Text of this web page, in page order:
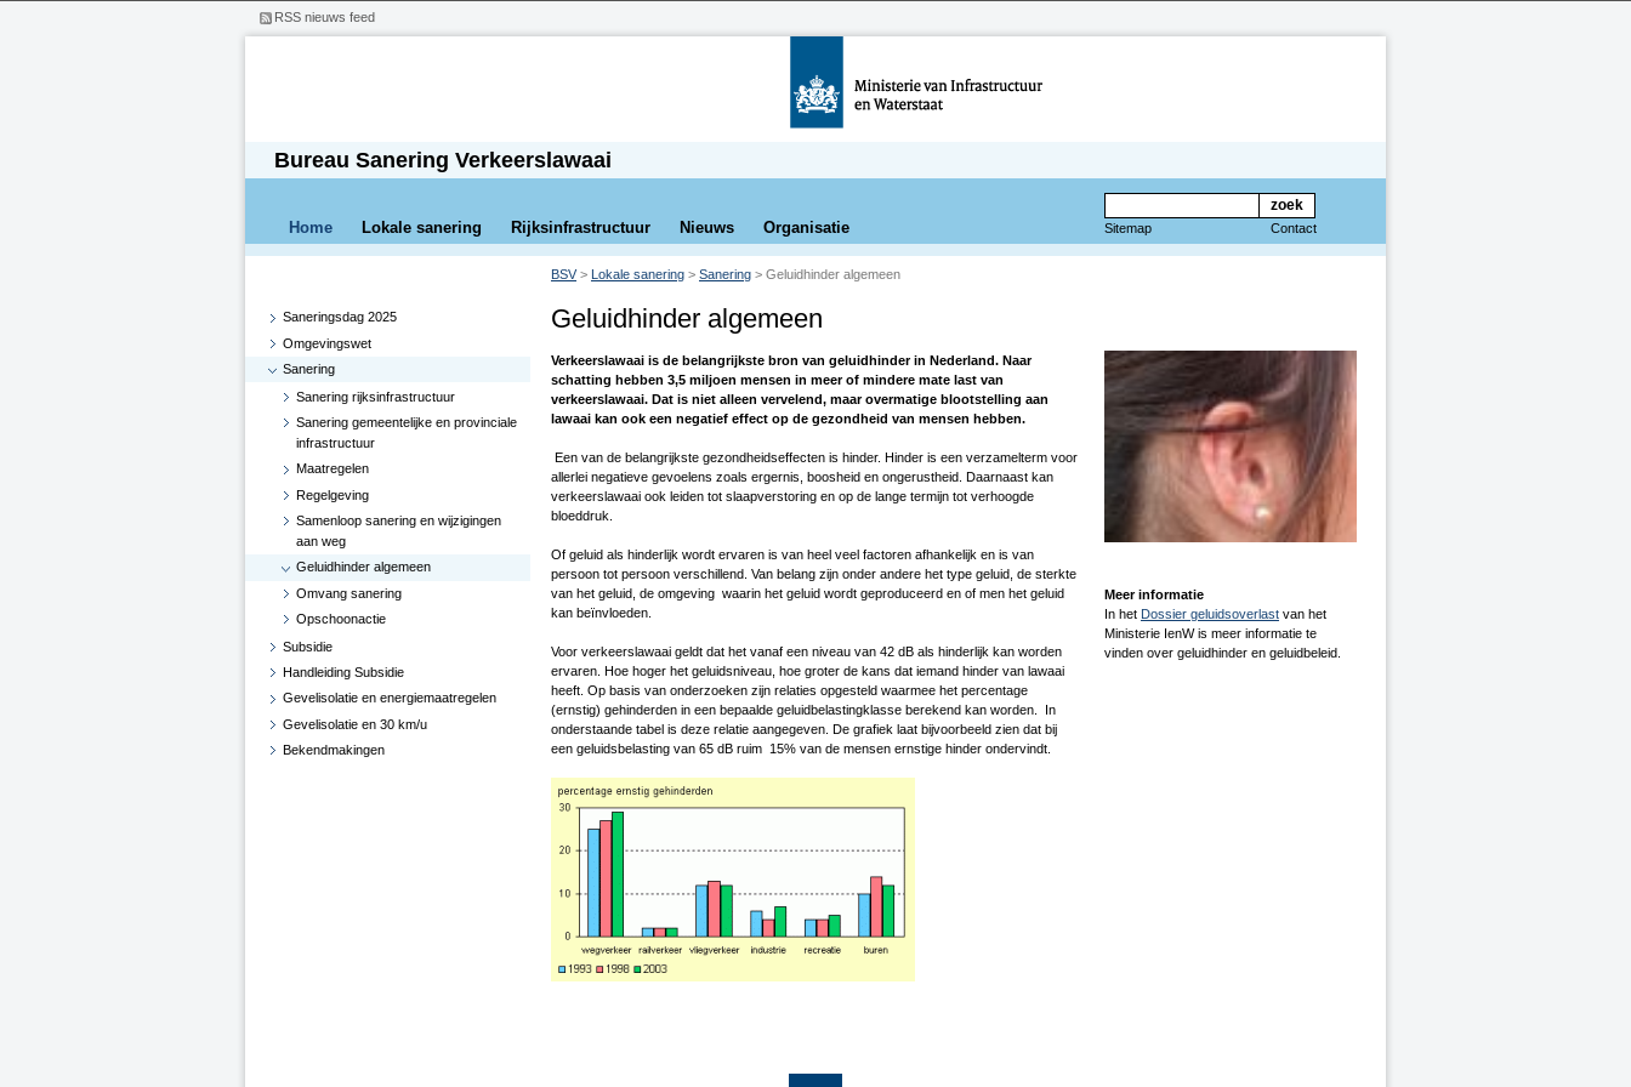
Bureau Sanering Verkeerslawaai
Home Lokale sanering Rijksinfrastructuur Nieuws Organisatie Contact
Sitemap
BSV> Lokale sanering > Sanering > Geluidhinder algemeen
Geluidhinder algemeen
Verkeerslawaai is de belangrijkste bron van geluidhinder in Nederland. Naar
schatting hebben 3,5 miljoen mensen in meer of mindere mate last van
verkeerslawaai. Dat is niet alleen vervelend, maar overmatige blootstelling aan
lawaai kan ook een negatief effect op de gezondheid van mensen hebben.
Een van de belangrijkste gezondheidseffecten is hinder. Hinder is een verzamelterm voor
allerlei negatieve gevoelens zoals ergernis, boosheid en ongerustheid. Daarnaast kan
verkeerslawaai ook leiden tot slaapverstoring en op de lange termijn tot verhoogde
bloeddruk.
Of geluid als hinderlijk wordt ervaren is van heel veel factoren afhankelijk en is van
persoon tot persoon verschillend. Van belang zijn onder andere het type geluid, de sterkte
van het geluid, de omgeving waarin het geluid wordt geproduceerd en of men het geluid
kan beïnvloeden.
Voor verkeerslawaai geldt dat het vanaf een niveau van 42 dB als hinderlijk kan worden
ervaren. Hoe hoger het geluidsniveau, hoe groter de kans dat iemand hinder van lawaai
heeft. Op basis van onderzoeken zijn relaties opgesteld waarmee het percentage
(ernstig) gehinderden in een bepaalde geluidbelastingklasse berekend kan worden. In
onderstaande tabel is deze relatie aangegeven. De grafiek laat bijvoorbeeld zien dat bij
een geluidsbelasting van 65 dB ruim 15% van de mensen ernstige hinder ondervindt.
Meer informatie
In het Dossier geluidsoverlastvan het
Ministerie IenW is meer informatie te
vinden over geluidhinder en geluidbeleid.
Saneringsdag 2025
Omgevingswet
Sanering
Sanering rijksinfrastructuur
Sanering gemeentelijke en provinciale
infrastructuur
Maatregelen
Regelgeving
Samenloop sanering en wijzigingen
aan weg
Geluidhinder algemeen
Omvang sanering
Opschoonactie
Subsidie
Handleiding Subsidie
Gevelisolatie en energiemaatregelen
Gevelisolatie en 30 km/u
Bekendmakingen
RSS nieuws feed